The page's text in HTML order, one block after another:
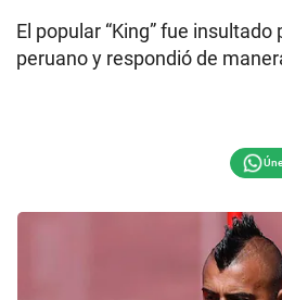
El popular “King” fue
peruano y respondió de